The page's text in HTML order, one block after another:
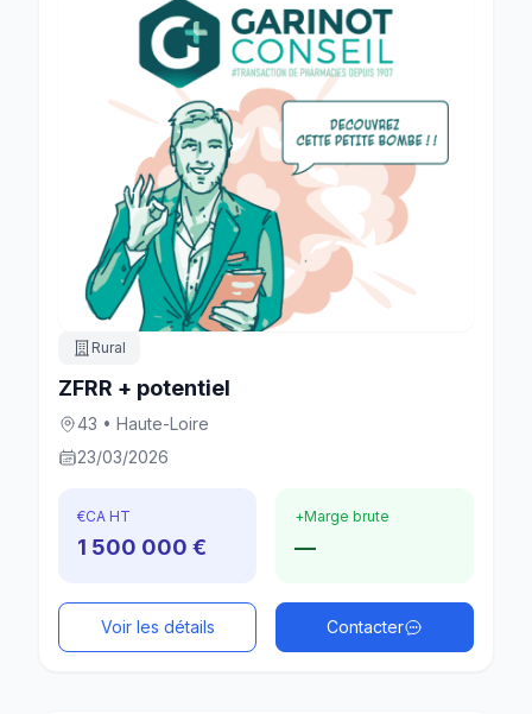
Rural
ZFRR + potentiel
43 • Haute-Loire
23/03/2026
€CA HT
1 500 000 €
+Marge brute
—
Voir les détails Contacter